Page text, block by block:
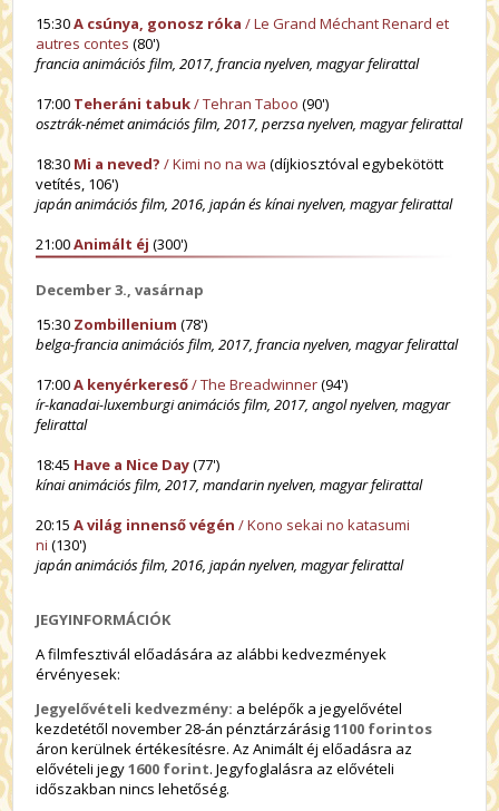
15:30A csúnya, gonosz róka / Le Grand Méchant Renard et
autres contes (80')
francia animációs film, 2017, francia nyelven, magyar felirattal
17:00 Teheráni tabuk/ Tehran Taboo (90')
osztrák-német animációs film, 2017, perzsa nyelven, magyar felirattal
18:30 Mi a neved? / Kimi no na wa (díjkiosztóval egybekötött
vetítés, 106')
japán animációs film, 2016, japán és kínai nyelven, magyar felirattal
21:00Animált éj (300')
December 3., vasárnap
15:30 Zombillenium (78')
belga-francia animációs film, 2017, francia nyelven, magyar felirattal
17:00A kenyérkereső/ The Breadwinner(94')
ír-kanadai-luxemburgi animációs film, 2017, angol nyelven, magyar
felirattal
18:45 Have a Nice Day(77')
kínai animációs film, 2017, mandarin nyelven, magyar felirattal
20:15A világ innenső végén / Kono sekai no katasumi
ni (130')
japán animációs film, 2016, japán nyelven, magyar felirattal
JEGYINFORMÁCIÓK
A filmfesztivál előadására az alábbi kedvezmények
érvényesek:
Jegyelővételi kedvezmény: a belépők a jegyelővétel
kezdetétől november 28-án pénztárzárásig1100 forintos
áron kerülnek értékesítésre. Az Animált éj előadásra az
elővételi jegy1600 forint. Jegyfoglalásra az elővételi
időszakban nincs lehetőség.